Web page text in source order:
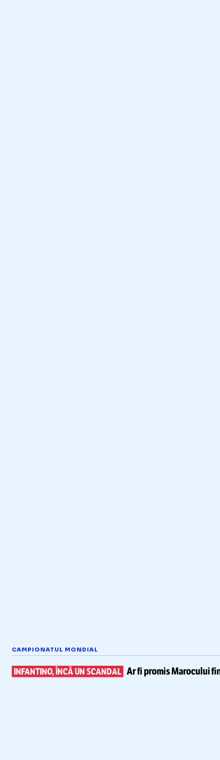
CAMPIONATUL MONDIAL
INFANTINO, ÎNCĂ UN SCANDAL Ar fi promis Marocului